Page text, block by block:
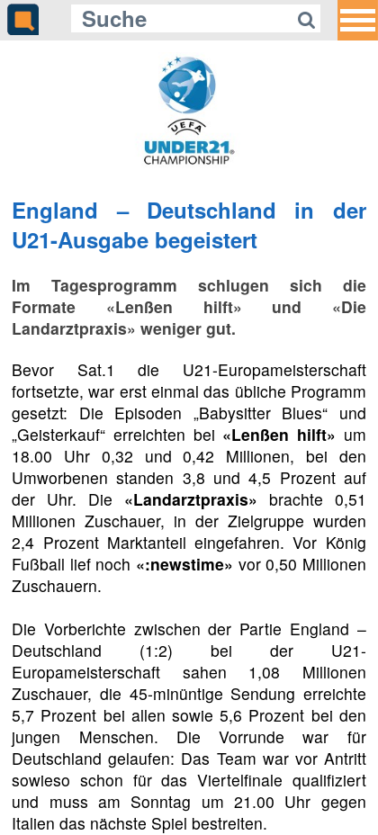
England – Deutschland in der
U21-Ausgabe begeistert
Im Tagesprogramm schlugen sich die
Formate «Lenßen hilft» und «Die
Landarztpraxis» weniger gut.
Bevor Sat.1 die U21-Europameisterschaft
fortsetzte, war erst einmal das übliche Programm
gesetzt: Die Episoden „Babysitter Blues“ und
„Geisterkauf“ erreichten bei «Lenßen hilft» um
18.00 Uhr 0,32 und 0,42 Millionen, bei den
Umworbenen standen 3,8 und 4,5 Prozent auf
der Uhr. Die «Landarztpraxis» brachte 0,51
Millionen Zuschauer, in der Zielgruppe wurden
2,4 Prozent Marktanteil eingefahren. Vor König
Fußball lief noch «:newstime» vor 0,50 Millionen
Zuschauern.
Die Vorberichte zwischen der Partie England –
Deutschland (1:2) bei der U21-
Europameisterschaft sahen 1,08 Millionen
Zuschauer, die 45-minüntige Sendung erreichte
5,7 Prozent bei allen sowie 5,6 Prozent bei den
jungen Menschen. Die Vorrunde war für
Deutschland gelaufen: Das Team war vor Antritt
sowieso schon für das Viertelfinale qualifiziert
und muss am Sonntag um 21.00 Uhr gegen
Italien das nächste Spiel bestreiten.